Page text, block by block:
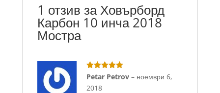
1 отзив заХовърборд
Карбон 10 инча 2018
Мостра
Оценено с
5 от 5
Petar Petrov – ноември 6,
2018